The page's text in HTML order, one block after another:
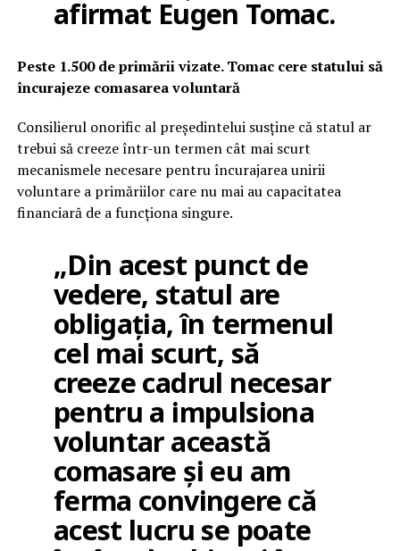
afirmat Eugen Tomac.
Peste 1.500 de primării vizate. Tomac cere statului să
încurajeze comasarea voluntară
Consilierul onorific al președintelui susține că statul ar
trebui să creeze într-un termen cât mai scurt
mecanismele necesare pentru încurajarea unirii
voluntare a primăriilor care nu mai au capacitatea
financiară de a funcționa singure.
„Din acest punct de
vedere, statul are
obligația, în termenul
cel mai scurt, să
creeze cadrul necesar
pentru a impulsiona
voluntar această
comasare și eu am
ferma convingere că
acest lucru se poate